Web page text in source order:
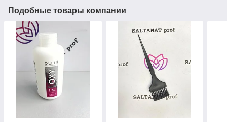
Подобные товары компании